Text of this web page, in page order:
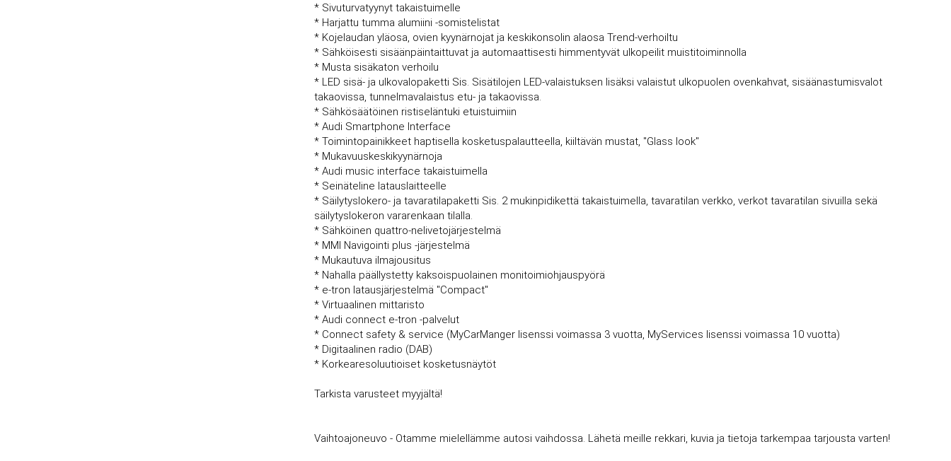
* Sivuturvatyynyt takaistuimelle
* Harjattu tumma alumiini -somistelistat
* Kojelaudan yläosa, ovien kyynärnojat ja keskikonsolin alaosa Trend-verhoiltu
* Sähköisesti sisäänpäintaittuvat ja automaattisesti himmentyvät ulkopeilit muistitoiminnolla
* Musta sisäkaton verhoilu
* LED sisä- ja ulkovalopaketti Sis. Sisätilojen LED-valaistuksen lisäksi valaistut ulkopuolen ovenkahvat, sisäänastumisvalot
takaovissa, tunnelmavalaistus etu- ja takaovissa.
* Sähkösäätöinen ristiseläntuki etuistuimiin
* Audi Smartphone Interface
* Toimintopainikkeet haptisella kosketuspalautteella, kiiltävän mustat, "Glass look"
* Mukavuuskeskikyynärnoja
* Audi music interface takaistuimella
* Seinäteline latauslaitteelle
* Säilytyslokero- ja tavaratilapaketti Sis. 2 mukinpidikettä takaistuimella, tavaratilan verkko, verkot tavaratilan sivuilla sekä
säilytyslokeron vararenkaan tilalla.
* Sähköinen quattro-nelivetojärjestelmä
* MMI Navigointi plus -järjestelmä
* Mukautuva ilmajousitus
* Nahalla päällystetty kaksoispuolainen monitoimiohjauspyörä
* e-tron latausjärjestelmä "Compact"
* Virtuaalinen mittaristo
* Audi connect e-tron -palvelut
* Connect safety & service (MyCarManger lisenssi voimassa 3 vuotta, MyServices lisenssi voimassa 10 vuotta)
* Digitaalinen radio (DAB)
* Korkearesoluutioiset kosketusnäytöt
Tarkista varusteet myyjältä!
Vaihtoajoneuvo - Otamme mielellämme autosi vaihdossa. Lähetä meille rekkari, kuvia ja tietoja tarkempaa tarjousta varten!